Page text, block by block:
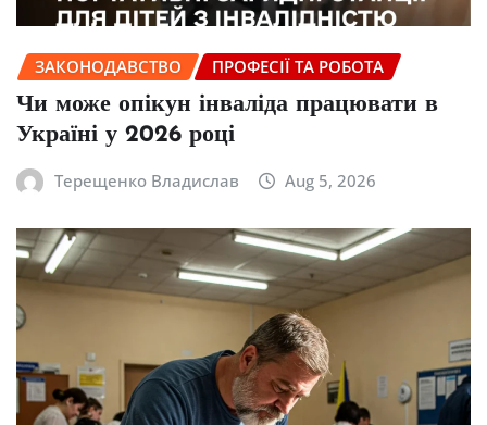
ЗАКОНОДАВСТВО ПРОФЕСІЇ ТА РОБОТА
Чи може опікун інваліда працювати в
Україні у 2026 році
Терещенко Владислав Aug 5, 2026